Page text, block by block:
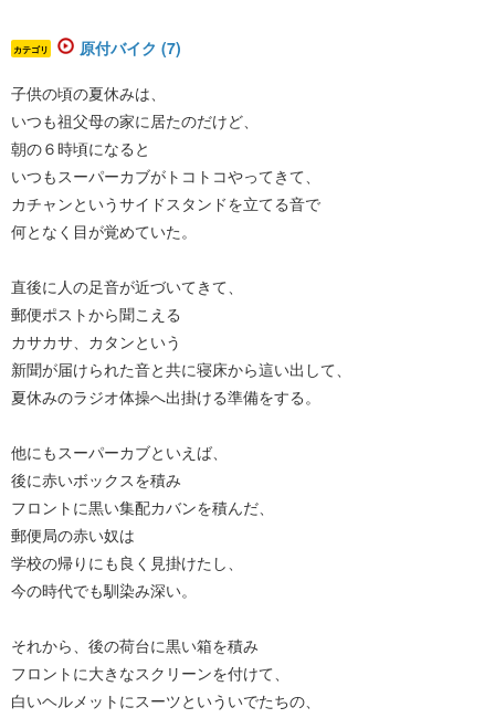
カテゴリ 原付バイク (7)
子供の頃の夏休みは、
いつも祖父母の家に居たのだけど、
朝の６時頃になると
いつもスーパーカブがトコトコやってきて、
カチャンというサイドスタンドを立てる音で
何となく目が覚めていた。
直後に人の足音が近づいてきて、
郵便ポストから聞こえる
カサカサ、カタンという
新聞が届けられた音と共に寝床から這い出して、
夏休みのラジオ体操へ出掛ける準備をする。
他にもスーパーカブといえば、
後に赤いボックスを積み
フロントに黒い集配カバンを積んだ、
郵便局の赤い奴は
学校の帰りにも良く見掛けたし、
今の時代でも馴染み深い。
それから、後の荷台に黒い箱を積み
フロントに大きなスクリーンを付けて、
白いヘルメットにスーツといういでたちの、